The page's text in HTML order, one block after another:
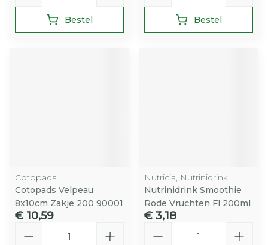
Bestel Bestel
Cotopads
Cotopads Velpeau
8x10cm Zakje 200 90001
€ 10,59
Nutricia, Nutrinidrink
Nutrinidrink Smoothie
Rode Vruchten Fl 200ml
€ 3,18